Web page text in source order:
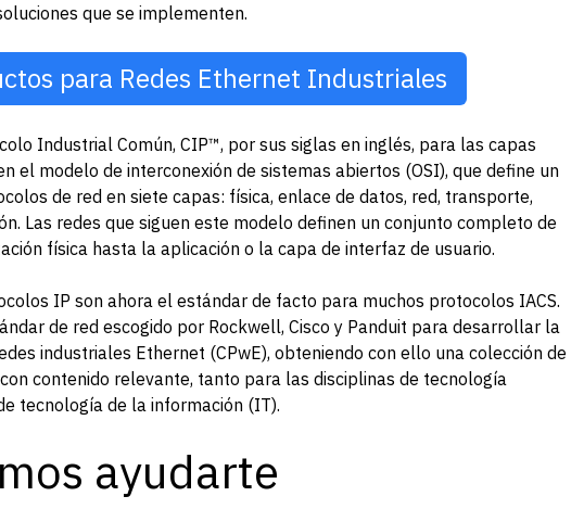
que se implementen.
para Redes Ethernet Industriales
Industrial Común, CIP™, por sus siglas en inglés, para las capas
el modelo de interconexión de sistemas abiertos (OSI), que define un
de red en siete capas: física, enlace de datos, red, transporte,
Las redes que siguen este modelo definen un conjunto completo de
física hasta la aplicación o la capa de interfaz de usuario.
IP son ahora el estándar de facto para muchos protocolos IACS.
de red escogido por Rockwell, Cisco y Panduit para desarrollar la
industriales Ethernet (CPwE), obteniendo con ello una colección de
contenido relevante, tanto para las disciplinas de tecnología
tecnología de la información (IT).
ayudarte